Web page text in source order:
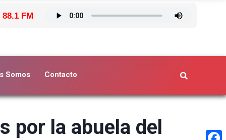
88.1 FM
Somos Contacto
por la abuela del